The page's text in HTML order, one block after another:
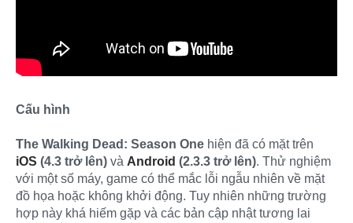
Cấu hình
The Walking Dead: Season One hiện đã có mặt trên
iOS (4.3 trở lên) và Android (2.3.3 trở lên). Thử nghiệm
với một số máy, game có thể mắc lỗi ngẫu nhiên về mặt
đồ họa hoặc không khởi động. Tuy nhiên những trường
hợp này khá hiếm gặp và các bản cập nhật tương lai